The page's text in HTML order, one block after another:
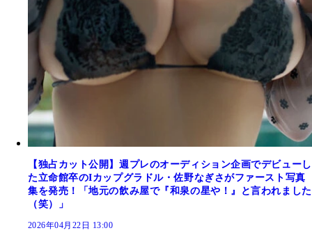
【独占カット公開】週プレのオーディション企画でデビューし
た立命館卒のIカップグラドル・佐野なぎさがファースト写真
集を発売！「地元の飲み屋で『和泉の星や！』と言われました
（笑）」
2026年04月22日 13:00